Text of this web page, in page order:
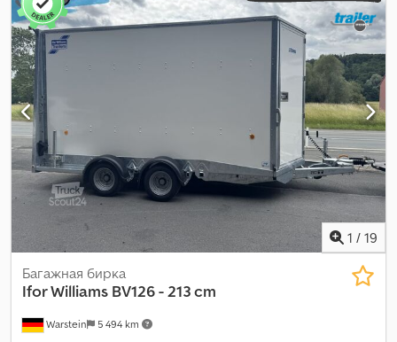
рессорная пластина, размер шины: 6.50 R16 C , цвет: серый,
1 / 19
Warstein 5 494 km
Багажная бирка
Ifor Williams BV126 - 213 cm